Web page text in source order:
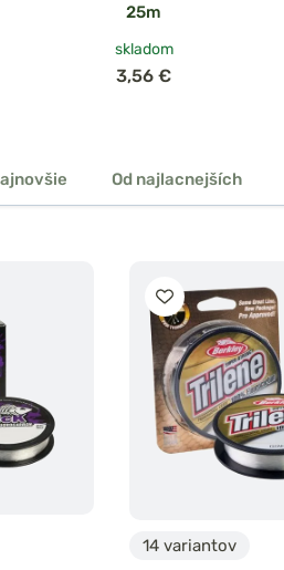
25m
skladom
3,56 €
Od najlacnejších
14 variantov